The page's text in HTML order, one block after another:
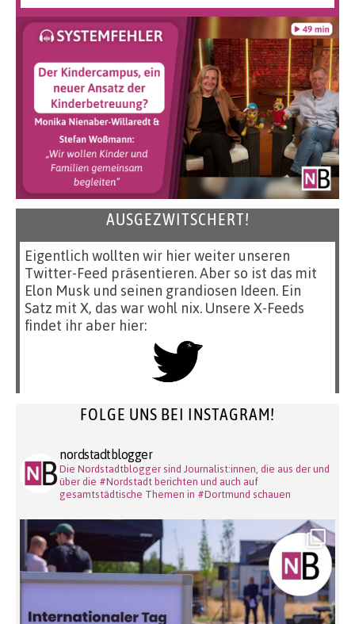
AUSGEZWITSCHERT!
Eigentlich wollten wir hier weiter unseren
Twitter-Feed präsentieren. Aber so ist das mit
Elon Musk und seinen grandiosen Ideen. Ein
Satz mit X, das war wohl nix. Unsere X-Feeds
findet ihr aber hier:
FOLGE UNS BEI INSTAGRAM!
nordstadtblogger
Die Nordstadtblogger sind Journalist:innen, die aus der und
über die #Nordstadt berichten und auch auf
gesamtstädtische Themen in #Dortmund schauen